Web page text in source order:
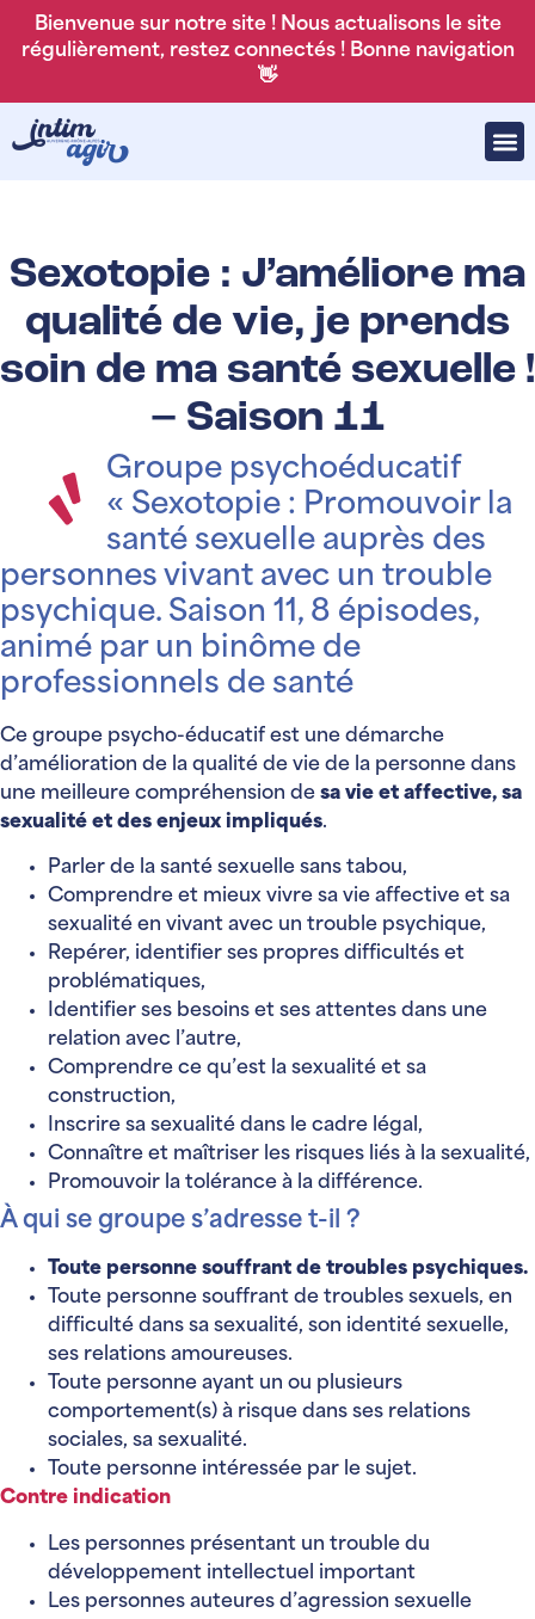
Bienvenue sur notre site ! Nous actualisons le site
régulièrement, restez connectés ! Bonne navigation
👋
Sexotopie : J’améliore ma
qualité de vie, je prends
soin de ma santé sexuelle !
– Saison 11
Groupe psychoéducatif
« Sexotopie : Promouvoir la
santé sexuelle auprès des
personnes vivant avec un trouble
psychique. Saison 11, 8 épisodes,
animé par un binôme de
professionnels de santé
Ce groupe psycho-éducatif est une démarche
d’amélioration de la qualité de vie de la personne dans
une meilleure compréhension de sa vie et affective, sa
sexualité et des enjeux impliqués.
Parler de la santé sexuelle sans tabou,
Comprendre et mieux vivre sa vie affective et sa
sexualité en vivant avec un trouble psychique,
Repérer, identifier ses propres difficultés et
problématiques,
Identifier ses besoins et ses attentes dans une
relation avec l’autre,
Comprendre ce qu’est la sexualité et sa
construction,
Inscrire sa sexualité dans le cadre légal,
Connaître et maîtriser les risques liés à la sexualité,
Promouvoir la tolérance à la différence.
À qui se groupe s’adresse t-il ?
Toute personne souffrant de troubles psychiques.
Toute personne souffrant de troubles sexuels, en
difficulté dans sa sexualité, son identité sexuelle,
ses relations amoureuses.
Toute personne ayant un ou plusieurs
comportement(s) à risque dans ses relations
sociales, sa sexualité.
Toute personne intéressée par le sujet.
Contre indication
Les personnes présentant un trouble du
développement intellectuel important
Les personnes auteures d’agression sexuelle